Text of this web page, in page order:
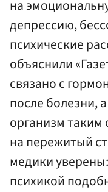
на
депрессию,
психические
объяснили
связано с
после болезни,
организм таким
на пережитый
медики
психикой